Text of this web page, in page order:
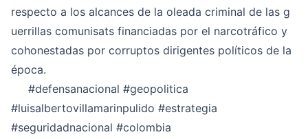
respecto a los alcances de la oleada criminal de las g
uerrillas comunisats financiadas por el narcotráfico y
cohonestadas por corruptos dirigentes políticos de la
época.
#defensanacional #geopolitica
#luisalbertovillamarinpulido #estrategia
#seguridadnacional #colombia